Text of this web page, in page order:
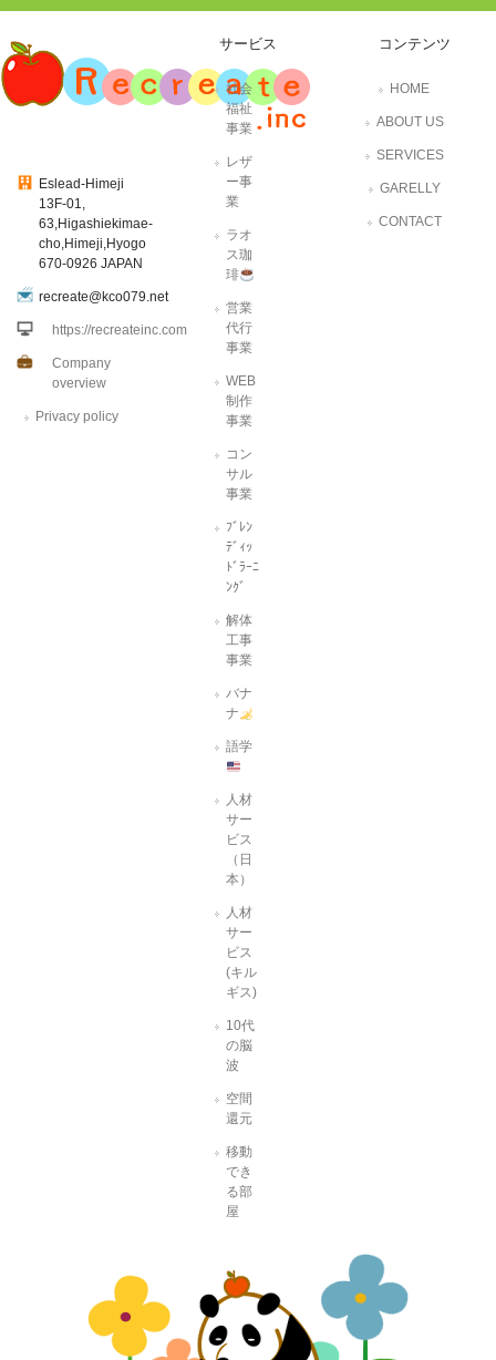
Eslead-Himeji
13F-01,
63,Higashiekimae-
cho,Himeji,Hyogo
670-0926 JAPAN
recreate@kco079.net
https://recreateinc.com
Company
overview
Privacy policy
サービス
社会
福祉
事業
レザ
ー事
業
ラオ
ス珈
琲
営業
代行
事業
WEB
制作
事業
コン
サル
事業
ﾌﾞﾚﾝ
ﾃﾞｨｯ
ﾄﾞﾗｰﾆ
ﾝｸﾞ
解体
工事
事業
バナ
ナ
語学
人材
サー
ビス
（日
本）
人材
サー
ビス
(キル
ギス)
10代
の脳
波
空間
還元
移動
でき
る部
屋
コンテンツ
HOME
ABOUT US
SERVICES
GARELLY
CONTACT